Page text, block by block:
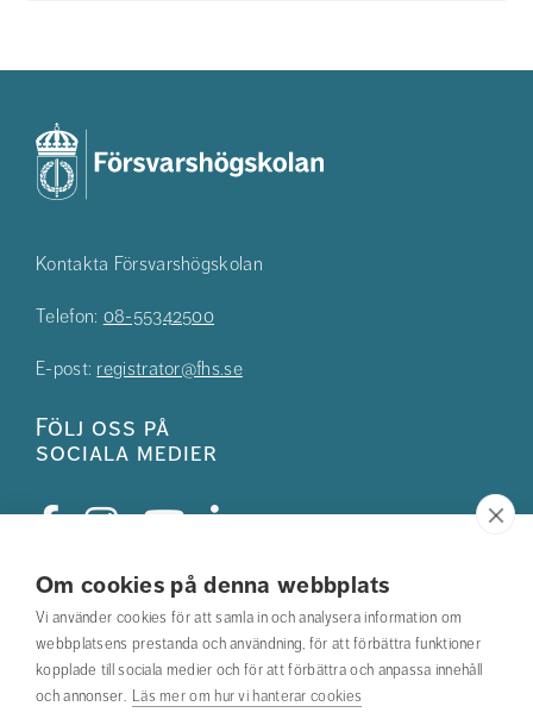
Om cookies på denna webbplats
Vi använder cookies för att samla in och analysera information om
webbplatsens prestanda och användning, för att förbättra funktioner
kopplade till sociala medier och för att förbättra och anpassa innehåll
och annonser. Läs mer om hur vi hanterar cookies
Kontakta Försvarshögskolan
Telefon: 08-55342500
E-post: registrator@fhs.se
Följ oss på
sociala medier
Studentkåren
Hitta din utbildning
Hitta medarbetare